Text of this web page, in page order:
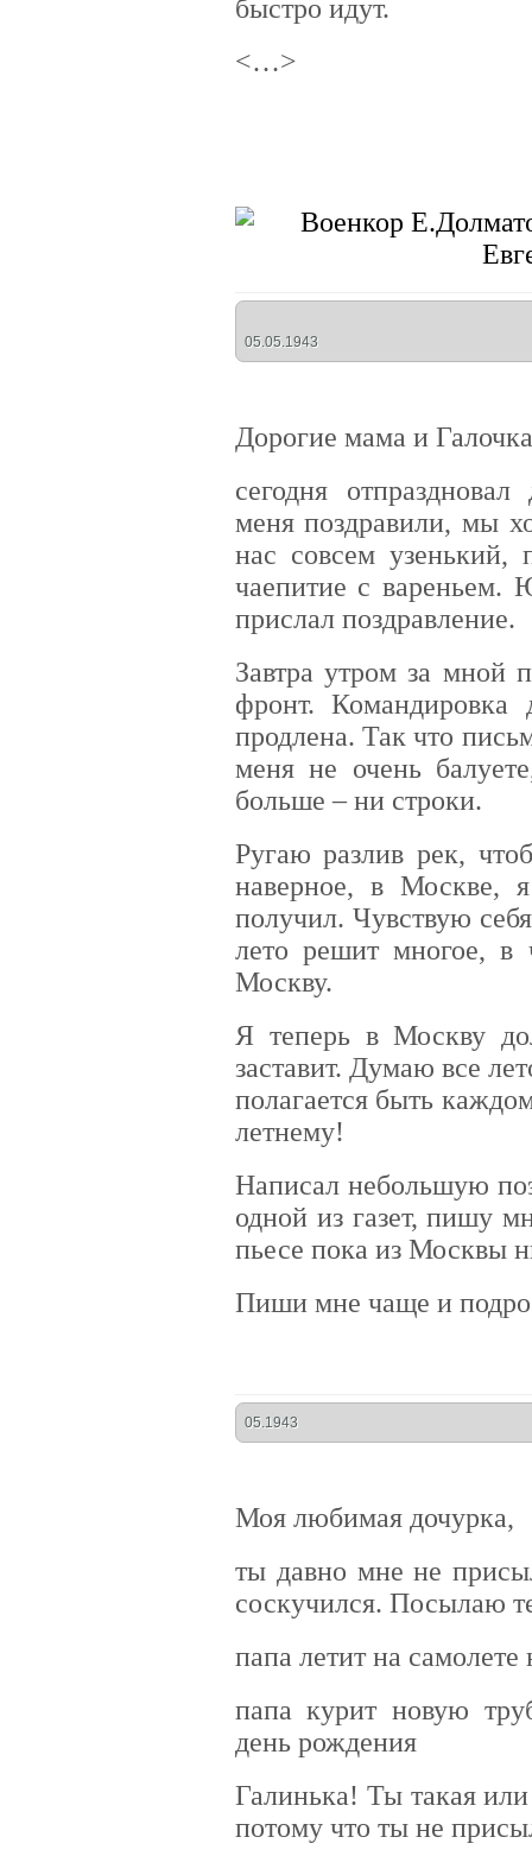
быстро идут.
<…>
05.05.1943
Дорогие мама и
сегодня
меня поздравили, мы
нас совсем
чаепитие с
прислал поздравление.
Завтра утром за мной
фронт.
продлена. Так что
меня не очень
больше – ни строки.
Ругаю разлив рек,
наверное, в Москве,
получил. Чувствую
лето решит многое, в
Москву.
Я теперь в Москву
заставит. Думаю все
полагается быть
летнему!
Написал небольшую
одной из газет, пишу
пьесе пока из Москвы
Пиши мне чаще и
05.1943
Моя любимая дочурка,
ты давно мне не
соскучился. Посылаю
папа летит на самолете
папа курит новую
день рождения
Галинька! Ты такая
потому что ты не